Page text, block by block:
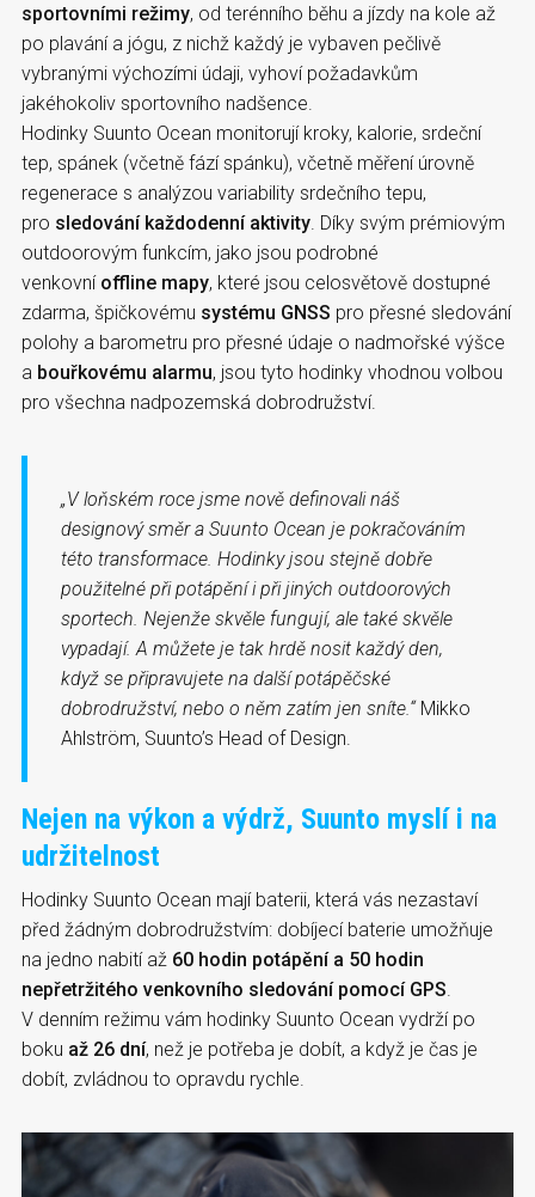
sportovními režimy, od terénního běhu a jízdy na kole až
po plavání a jógu, z nichž každý je vybaven pečlivě
vybranými výchozími údaji, vyhoví požadavkům
jakéhokoliv sportovního nadšence.
Hodinky Suunto Ocean monitorují kroky, kalorie, srdeční
tep, spánek (včetně fází spánku), včetně měření úrovně
regenerace s analýzou variability srdečního tepu,
pro sledování každodenní aktivity . Díky svým prémiovým
outdoorovým funkcím, jako jsou podrobné
venkovní offline mapy, které jsou celosvětově dostupné
zdarma, špičkovému systému GNSS pro přesné sledování
polohy a barometru pro přesné údaje o nadmořské výšce
a bouřkovému alarmu, jsou tyto hodinky vhodnou volbou
pro všechna nadpozemská dobrodružství.
„V loňském roce jsme nově definovali náš
designový směr a Suunto Ocean je pokračováním
této transformace. Hodinkyjsou stejně dobře
použitelné při potápění i při jiných outdoorových
sportech. Nejenže skvěle fungují, ale také skvěle
vypadají. A můžete je tak hrdě nosit každý den,
když se připravujete na další potápěčské
dobrodružství, nebo o něm zatím jen sníte.“ Mikko
Ahlström, Suunto’s Head of Design.
Nejen na výkon a výdrž, Suunto myslí i na
udržitelnost
Hodinky Suunto Ocean mají baterii, která vás nezastaví
před žádným dobrodružstvím: dobíjecí baterie umožňuje
na jedno nabití až 60 hodin potápění a 50 hodin
nepřetržitého venkovního sledování pomocí GPS
V denním režimu vám hodinky Suunto Ocean vydrží po
boku až 26 dní, než je potřeba je dobít, a když je čas je
dobít, zvládnou to opravdu rychle.